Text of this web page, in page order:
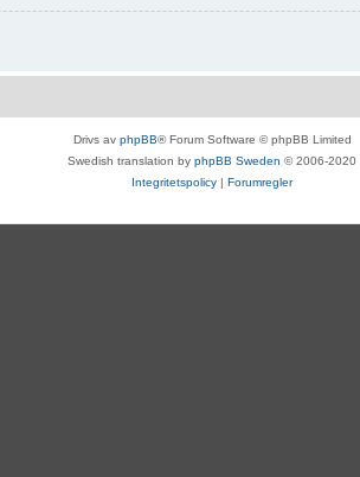
Drivs av phpBB® Forum Software © phpBB Limited
Swedish translation by phpBB Sweden © 2006-2020
Integritetspolicy | Forumregler